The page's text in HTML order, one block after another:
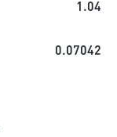
1.04
0.07042